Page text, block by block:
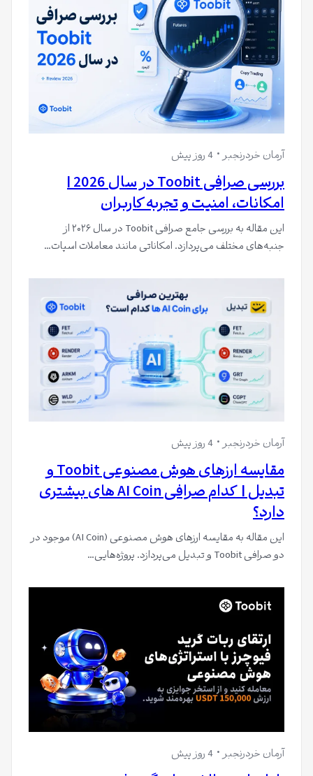
آرمان خردرنجبر 4 روز پیش
بررسی صرافی Toobit در سال 2026 |
امکانات، امنیت و تجربه کاربران
این مقاله به بررسی جامع صرافی Toobit در سال ۲۰۲۶ از
جنبه‌های مختلف می‌پردازد. امکاناتی مانند معاملات اسپات…
آرمان خردرنجبر 4 روز پیش
مقایسه ارزهای هوش مصنوعی Toobit و
تبدیل | کدام صرافی AI Coin های بیشتری
دارد؟
این مقاله به مقایسه ارزهای هوش مصنوعی (AI Coin) موجود در
دو صرافی Toobit و تبدیل می‌پردازد. پروژه‌هایی…
آرمان خردرنجبر 4 روز پیش